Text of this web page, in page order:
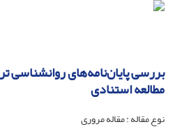
بررسی پایان‌نامه‌های روانشناسی
مطالعه استنادی
نوع مقاله : مقاله مروری